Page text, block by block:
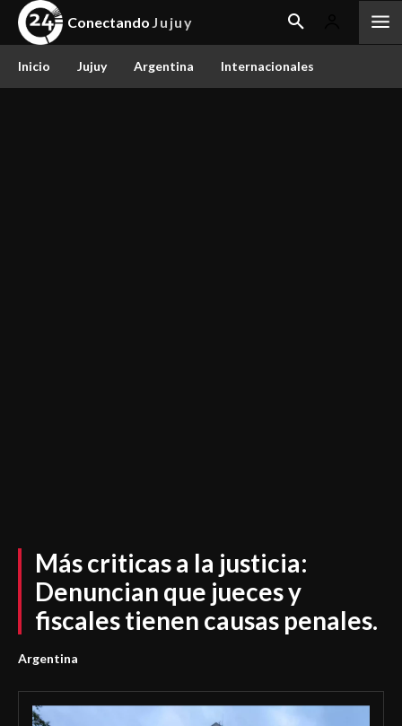
Conectando Jujuy
Inicio Jujuy Argentina Internacionales
Más criticas a la justicia:
Denuncian que jueces y
fiscales tienen causas penales.
Argentina